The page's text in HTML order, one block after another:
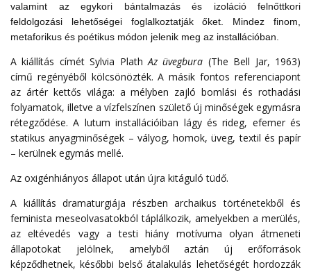
valamint az egykori bántalmazás és izoláció felnőttkori
feldolgozási lehetőségei foglalkoztatják őket. Mindez finom,
metaforikus és poétikus módon jelenik meg az installációban.
A kiállítás címét Sylvia PlathAz üvegbura (The Bell Jar, 1963)
című regényéből kölcsönözték. A másik fontos referenciapont
az ártér kettős világa: a mélyben zajló bomlási és rothadási
folyamatok, illetve a vízfelszínen születő új minőségek egymásra
rétegződése. A lutum installációiban lágy és rideg, efemer és
statikus anyagminőségek – vályog, homok, üveg, textil és papír
– kerülnek egymás mellé.
Az oxigénhiányos állapot után újra kitáguló tüdő.
A kiállítás dramaturgiája részben archaikus történetekből és
feminista meseolvasatokból táplálkozik, amelyekben a merülés,
az eltévedés vagy a testi hiány motívuma olyan átmeneti
állapotokat jelölnek, amelyből aztán új erőforrások
képződhetnek, későbbi belső átalakulás lehetőségét hordozzák